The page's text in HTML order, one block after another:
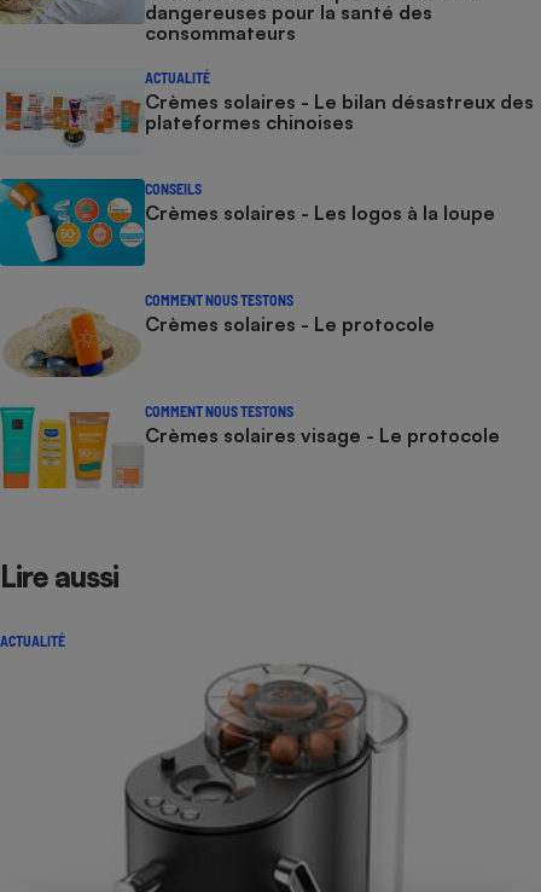
dangereuses pour la santé des
consommateurs
ACTUALITÉ
Crèmes solaires - Le bilan désastreux des
plateformes chinoises
CONSEILS
Crèmes solaires - Les logos à la loupe
COMMENT NOUS TESTONS
Crèmes solaires - Le protocole
COMMENT NOUS TESTONS
Crèmes solaires visage - Le protocole
Lire aussi
ACTUALITÉ